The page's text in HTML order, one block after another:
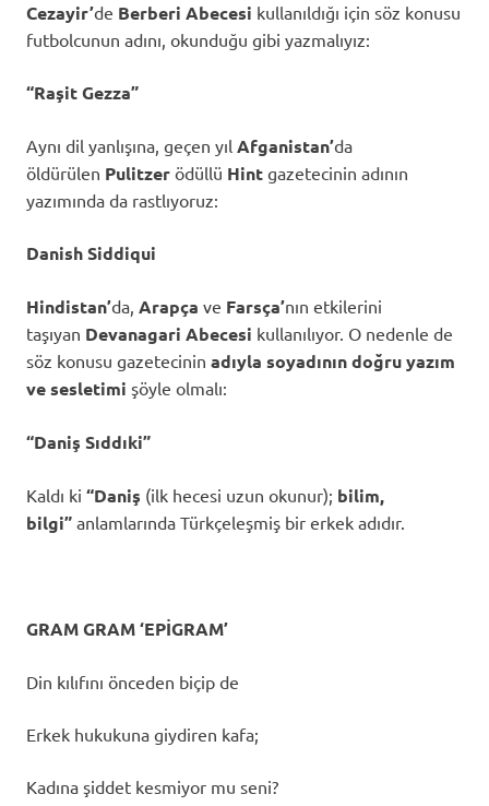
Cezayir’de Berberi Abecesi kullanıldığı için söz konusu
futbolcunun adını, okunduğu gibi yazmalıyız:
“Raşit Gezza”
Aynı dil yanlışına, geçen yıl Afganistan’da
öldürülen Pulitzer ödüllü Hint gazetecinin adının
yazımında da rastlıyoruz:
Danish Siddiqui
Hindistan’da, Arapça ve Farsça’nın etkilerini
taşıyan Devanagari Abecesi kullanılıyor. O nedenle de
söz konusu gazetecinin adıyla soyadının doğru yazım
ve sesletimi şöyle olmalı:
“Daniş Sıddıki”
Kaldı ki “Daniş (ilk hecesi uzun okunur); bilim,
bilgi” anlamlarında Türkçeleşmiş bir erkek adıdır.
GRAM GRAM ‘EPİGRAM’
Din kılıfını önceden biçip de
Erkek hukukuna giydiren kafa;
Kadına şiddet kesmiyor mu seni?